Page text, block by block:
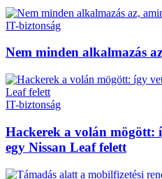
IT-biztonság
Nem minden alkalmazás
IT-biztonság
Hackerek a volán mögött:
egy Nissan Leaf felett